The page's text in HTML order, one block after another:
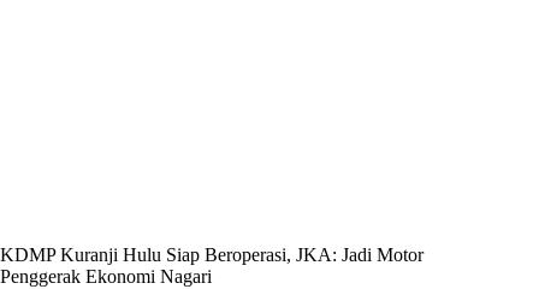
KDMP Kuranji Hulu Siap Beroperasi, JKA: Jadi Motor
Penggerak Ekonomi Nagari